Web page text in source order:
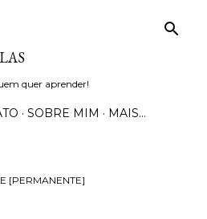
quer aprender!
SOBRE MIM MAIS…
[PERMANENTE]